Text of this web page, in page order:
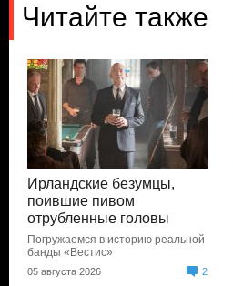
Читайте также
Ирландские безумцы,
поившие пивом
отрубленные головы
Погружаемся в историю реальной
банды «Вестис»
05 августа 2026 2